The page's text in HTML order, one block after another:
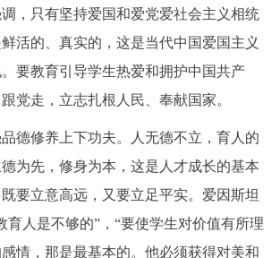
，只有坚持爱国和爱党爱社会主义相统
活的、真实的，这是当代中国爱国主义
要教育引导学生热爱和拥护中国共产
党走，立志扎根人民、奉献国家。
修养上下功夫。人无德不立，育人的
为先，修身为本，这是人才成长的基本
要立意高远，又要立足平实。爱因斯坦
育人是不够的”，“要使学生对价值有所理
情，那是最基本的。他必须获得对美和